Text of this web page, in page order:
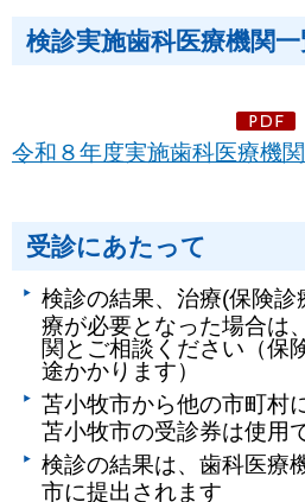
検診実施歯科医療機関
令和８年度実施歯科医療機
受診にあたって
検診の結果、治療(保険
療が必要となった場合は
関とご相談ください（保
途かかります）
苫小牧市から他の市町村
苫小牧市の受診券は使用
検診の結果は、歯科医療
市に提出されます